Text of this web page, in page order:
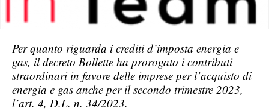
Per quanto riguarda i crediti d’imposta energia e
gas, il decreto Bollette ha prorogato i contributi
straordinari in favore delle imprese per l’acquisto di
energia e gas anche per il secondo trimestre 2023,
l’art. 4, D.L. n. 34/2023.